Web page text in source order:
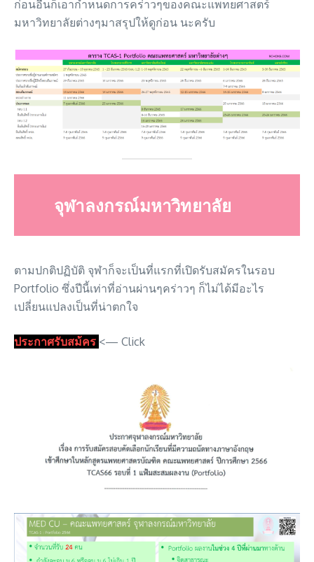
ก่อนอื่นก็เอากำหนดการคร่าวๆของคณะแพทยศาสตร์
มหาวิทยาลัยต่างๆมาสรุปให้ดูก่อน นะครับ
จุฬาลงกรณ์มหาวิทยาลัย
ตามปกติปฏิบัติ จุฬาก็จะเป็นที่แรกที่เปิดรับสมัครในรอบ
Portfolio ซึ่งปีนี้เท่าที่อ่านผ่านๆคร่าวๆ ก็ไม่ได้มีอะไร
เปลี่ยนแปลงเป็นที่น่าตกใจ
ประกาศรับสม้คร <— Click